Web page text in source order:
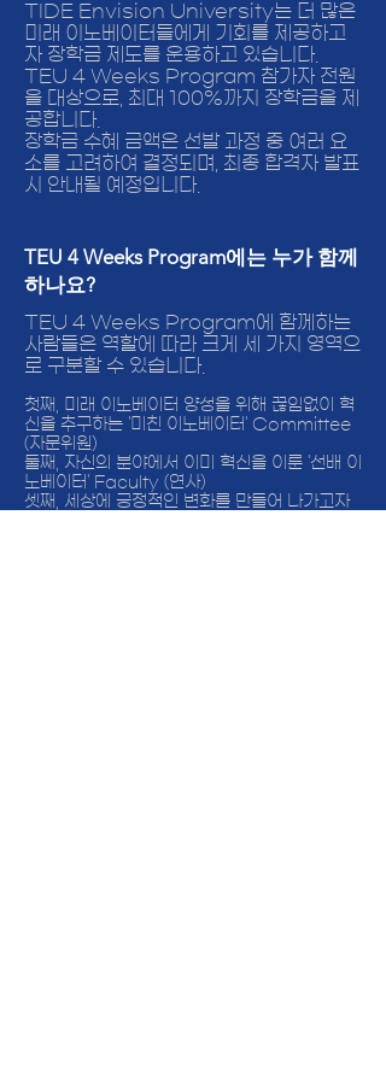
TIDE Envision University는 더 많은
미래 이노베이터들에게 기회를 제공하고
자 장학금 제도를 운용하고 있습니다.
TEU 4 Weeks Program 참가자 전원
을 대상으로, 최대 100%까지 장학금을 제
공합니다.
장학금 수혜 금액은 선발 과정 중 여러 요
소를 고려하여 결정되며, 최종 합격자 발표
시 안내될 예정입니다.
TEU 4 Weeks Program에는 누가 함께
하나요?
TEU 4 Weeks Program에 함께하는
사람들은 역할에 따라 크게 세 가지 영역으
로 구분할 수 있습니다.
첫째, 미래 이노베이터 양성을 위해 끊임없이 혁
신을 추구하는 '미친 이노베이터' Committee
(자문위원)
둘째, 자신의 분야에서 이미 혁신을 이룬 '선배 이
노베이터' Faculty (연사)
셋째, 세상에 긍정적인 변화를 만들어 나가고자